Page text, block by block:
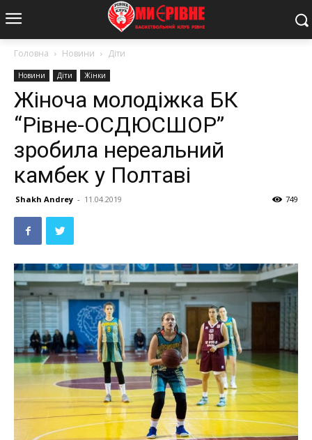
Головна Новини Діти
Новини Діти Жінки
Жіноча молодіжка БК
“Рівне-ОСДЮСШОР”
зробила нереальний
камбек у Полтаві
Shakh Andrey - 11.04.2019 749